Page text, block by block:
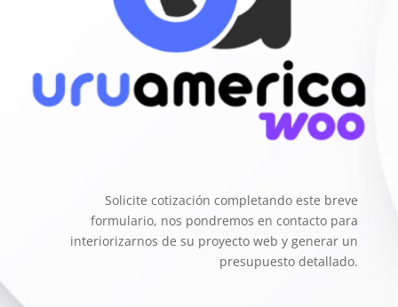
Solicite cotización completando este breve
formulario, nos pondremos en contacto para
interiorizarnos de su proyecto web y generar un
presupuesto detallado.